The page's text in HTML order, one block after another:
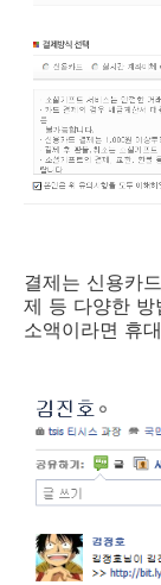
결제는 신용카
제 등 다양한 방
소액이라면 휴